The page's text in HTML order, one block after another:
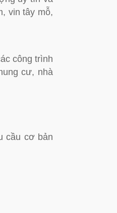
vin tây mỗ,
công trình
cư, nhà
cầu cơ bản